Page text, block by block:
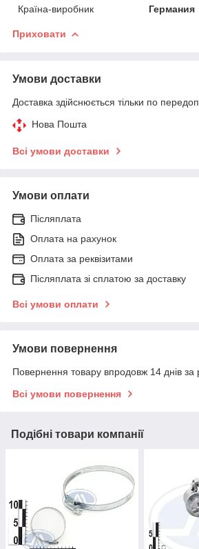
Країна-виробник
Германия
Приховати
Умови доставки
Доставка здійснюється тільки по
Нова Пошта
Всі умови доставки
Умови оплати
Післяплата
Оплата на рахунок
Оплата за реквізитами
Післяплата зі сплатою за доставку
Всі умови оплати
Умови повернення
Повернення товару впродовж 14 днів за
Всі умови повернення
Подібні товари компанії